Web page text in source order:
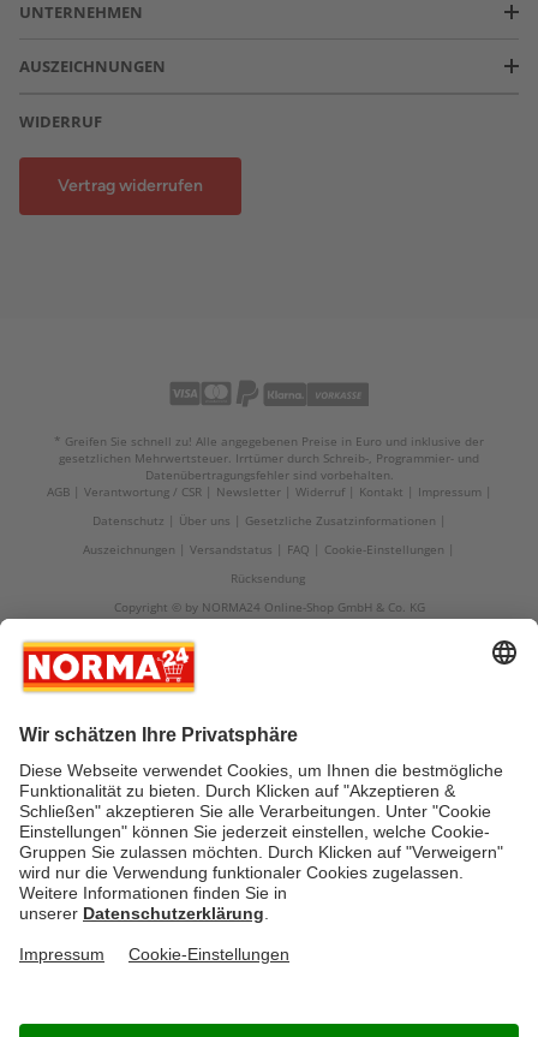
UNTERNEHMEN
AUSZEICHNUNGEN
WIDERRUF
Vertrag widerrufen
* Greifen Sie schnell zu! Alle angegebenen Preise in Euro und inklusive der
gesetzlichen Mehrwertsteuer. Irrtümer durch Schreib-, Programmier- und
Datenübertragungsfehler sind vorbehalten.
AGB
Verantwortung / CSR Newsletter Widerruf Kontakt
Impressum
Datenschutz
Über uns
Gesetzliche Zusatzinformationen
Auszeichnungen
Versandstatus FAQ
Cookie-Einstellungen
Rücksendung
Copyright © by NORMA24 Online-Shop GmbH & Co. KG